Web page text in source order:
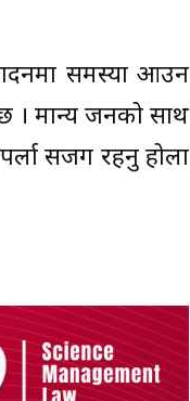
समस्या आउन
। मान्य जनको साथ
सजग रहनु होला